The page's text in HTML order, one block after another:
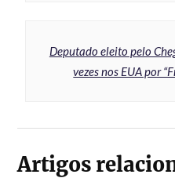
Deputado eleito pelo
vezes nos EUA por
Artigos